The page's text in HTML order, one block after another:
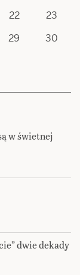
22
23
29
30
w świetnej
dwie dekady